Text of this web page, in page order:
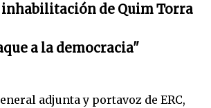
inhabilitación de Quim Torra
a la democracia"
adjunta y portavoz de ERC,